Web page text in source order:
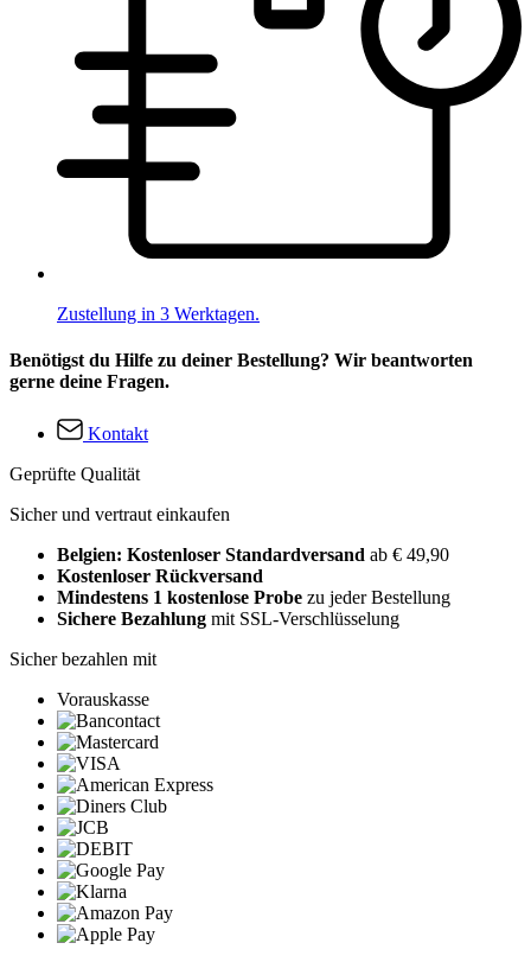
Zustellung in 3 Werktagen.
Benötigst du Hilfe zu deiner Bestellung? Wir beantworten
gerne deine Fragen.
Kontakt
Geprüfte Qualität
Sicher und vertraut einkaufen
Belgien: Kostenloser Standardversand ab € 49,90
Kostenloser Rückversand
Mindestens 1 kostenlose Probe zu jeder Bestellung
Sichere Bezahlung mit SSL-Verschlüsselung
Sicher bezahlen mit
Vorauskasse